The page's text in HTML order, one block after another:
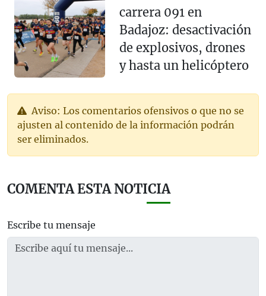
carrera 091 en
Badajoz: desactivación
de explosivos, drones
y hasta un helicóptero
Aviso: Los comentarios ofensivos o que no se
ajusten al contenido de la información podrán
ser eliminados.
COMENTA ESTA NOTICIA
Escribe tu mensaje